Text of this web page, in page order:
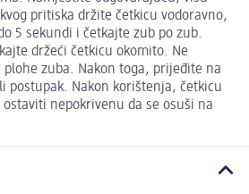
pritiska držite četkicu vodoravno,
5 sekundi i četkajte zub po zub.
držeći četkicu okomito. Ne
zuba. Nakon toga, prijeđite na
postupak. Nakon korištenja, četkicu
nepokrivenu da se osuši na